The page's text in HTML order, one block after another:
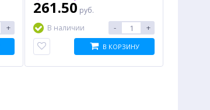
+
261.50 руб.
В наличии
- +
В КОРЗИНУ